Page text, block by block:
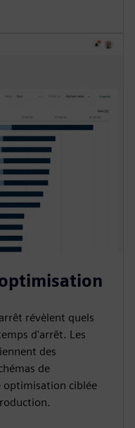
révèlent quels
d'arrêt. Les
des
de
ciblée